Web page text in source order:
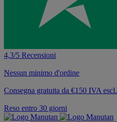
4,3/5 Recensioni
Nessun minimo d'ordine
Consegna gratuita da €150 IVA escl.
Reso entro 30 giorni